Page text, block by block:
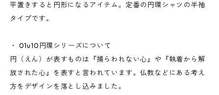
平置きすると円形になるアイテム。定番の円環シャツの半袖
タイプです。
・ 01u10円環シリーズについて
円（えん）が表すものは『捕らわれない心』や『執着から解
放された心』を表すと言われています。仏教などにある考え
方をデザインを落とし込みました。